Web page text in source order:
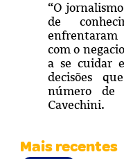
“O
de
com o
a se cuidar
decisões
número de
Cavechini.
Mais recentes